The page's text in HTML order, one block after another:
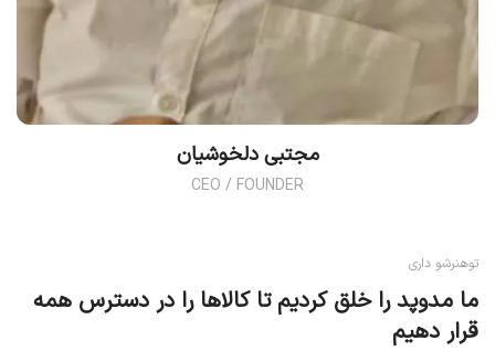
مجتبی دلخوشیان
CEO / FOUNDER
توهنرشو داری
ما مدوپد را خلق کردیم تا کالاها را در دسترس همه
قرار دهیم